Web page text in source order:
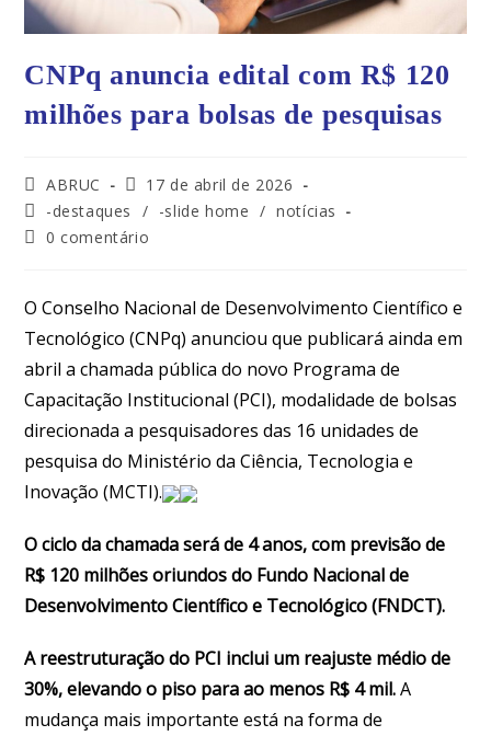
CNPq anuncia edital com R$ 120
milhões para bolsas de pesquisas
ABRUC
17 de abril de 2026
-destaques
/ -slide home / notícias
0 comentário
O Conselho Nacional de Desenvolvimento Científico e
Tecnológico (CNPq) anunciou que publicará ainda em
abril a chamada pública do novo Programa de
Capacitação Institucional (PCI), modalidade de bolsas
direcionada a pesquisadores das 16 unidades de
pesquisa do Ministério da Ciência, Tecnologia e
Inovação (MCTI).
O ciclo da chamada será de 4 anos, com previsão de
R$ 120 milhões oriundos do Fundo Nacional de
Desenvolvimento Científico e Tecnológico (FNDCT).
A reestruturação do PCI inclui um reajuste médio de
30%, elevando o piso para ao menos R$ 4 mil.A
mudança mais importante está na forma de